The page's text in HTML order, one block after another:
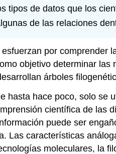
tipos de datos que los
de las relaciones
por comprender
objetivo determinar
árboles
hasta hace poco, solo se
científica de las
puede ser
Las características
moleculares, la